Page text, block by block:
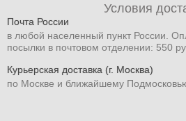
Условия
Почта России
в любой населенный пункт России.
посылки в почтовом отделении: 550
Курьерская доставка (г. Москва)
по Москве и ближайшему